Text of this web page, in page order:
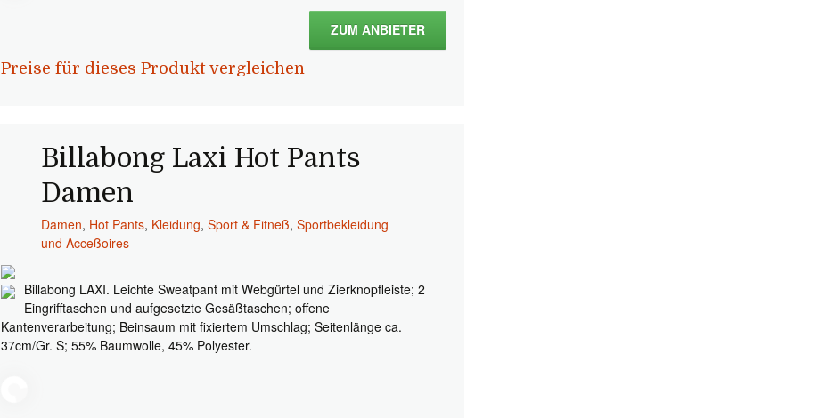
ZUM ANBIETER
Preise für dieses Produkt vergleichen
Billabong Laxi Hot Pants
Damen
Damen, Hot Pants, Kleidung,Sport & Fitneß,Sportbekleidung
und Acceßoires
Billabong LAXI. Leichte Sweatpant mit Webgürtel und Zierknopfleiste; 2
Eingrifftaschen und aufgesetzte Gesäßtaschen; offene
Kantenverarbeitung; Beinsaum mit fixiertem Umschlag; Seitenlänge ca.
37cm/Gr. S; 55% Baumwolle, 45% Polyester.